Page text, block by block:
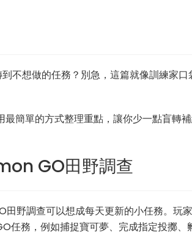
到不想做的任務？別急，這篇就像訓練家
簡單的方式整理重點，讓你少一點盲轉
GO田野調查
野調查可以想成每天更新的小任務。玩
任務，例如捕捉寶可夢、完成指定投擲、